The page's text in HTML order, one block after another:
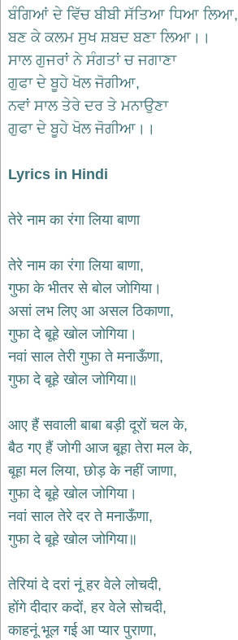
raam
bhajans
गुरुदेव
भजन
gurudev
bhajans
विविध
bhajans
भजन
बाबा
बालक
नाथ
भजन
baba
nath
bhajans
भजन
patriotic
bhajans
खाटू
श्याम
भजन
khatu
shaym
bhajans
रानी
सती
दादी
भजन
ਬੰਗਿਆਂ ਦੇ ਵਿੱਚ ਬੀਬੀ ਸੱਤਿਆ ਧਿਆ ਲਿਆ,
ਬਣ ਕੇ ਕਲਮ ਸੁਖ ਸ਼ਬਦ ਬਣਾ ਲਿਆ।।
ਸਾਲ ਗੁਜਰਾਂ ਨੇ ਸੰਗਤਾਂ ਚ ਜਗਾਣਾ
ਗੁਫਾ ਦੇ ਬੂਹੇ ਖੋਲ ਜੋਗੀਆ,
ਨਵਾਂ ਸਾਲ ਤੇਰੇ ਦਰ ਤੇ ਮਨਾਉਣਾ
ਗੁਫਾ ਦੇ ਬੂਹੇ ਖੋਲ ਜੋਗੀਆ।।
Lyrics in Hindi
तेरे नाम का रंगा लिया बाणा
तेरे नाम का रंगा लिया बाणा,
गुफा के भीतर से बोल जोगिया।
असां लभ लिए आ असल ठिकाणा,
गुफा दे बूहे खोल जोगिया।
नवां साल तेरी गुफा ते मनाऊँणा,
गुफा दे बूहे खोल जोगिया॥
आए हैं सवाली बाबा बड़ी दूरों चल के,
बैठ गए हैं जोगी आज बूहा तेरा मल के,
बूहा मल लिया, छोड़ के नहीं जाणा,
गुफा दे बूहे खोल जोगिया।
नवां साल तेरे दर ते मनाऊँणा,
गुफा दे बूहे खोल जोगिया॥
तेरियां दे दरां नूं हर वेले लोचदी,
होंगे दीदार कदों, हर वेले सोचदी,
काहनूं भूल गई आ प्यार पुराणा,